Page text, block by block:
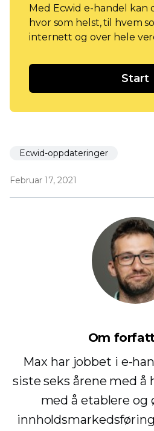
Med Ecwid e-handel kan
hvor som helst, til hvem
internett og over hele
Start
Ecwid-oppdateringer
Februar 17, 2021
Om
Max har jobbet i e-
siste seks årene med å
med å etablere og